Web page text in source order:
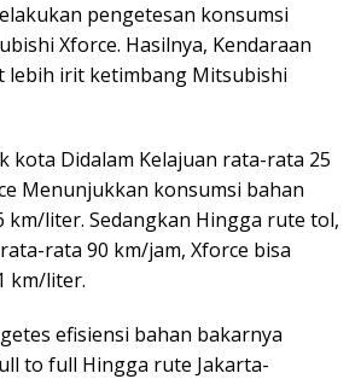
pengetesan konsumsi
Xforce. Hasilnya, Kendaraan
lebih irit ketimbang Mitsubishi
kota Didalam Kelajuan rata-rata 25
Menunjukkan konsumsi bahan
km/liter. Sedangkan Hingga rute tol,
rata 90 km/jam, Xforce bisa
km/liter.
efisiensi bahan bakarnya
to full Hingga rute Jakarta-